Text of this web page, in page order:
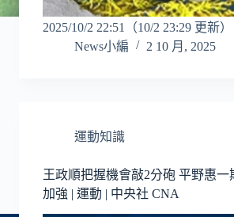
2025/10/2 22:51（10/2 23:29 更新
News小編
2 10 月, 2025
運動知識
王政順把握機會敲2分砲 平野惠一
加強 | 運動 | 中央社 CNA